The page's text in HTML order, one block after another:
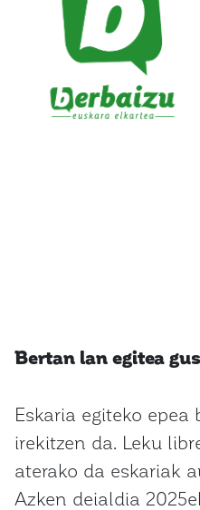
Bertan lan egitea
Eskaria egiteko
irekitzen da. Leku
aterako da eskariak
Azken deialdia